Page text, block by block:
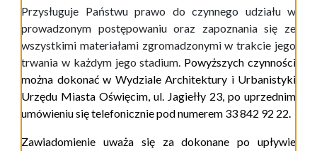
Przysługuje Państwu prawo do czynnego udziału w
prowadzonym postępowaniu oraz zapoznania się ze
wszystkimi materiałami zgromadzonymi w trakcie jego
trwania w każdym jego stadium. Powyższych czynności
można dokonać w Wydziale Architektury i Urbanistyki
Urzędu Miasta Oświęcim, ul. Jagiełły 23, po uprzednim
umówieniu się telefonicznie pod numerem 33 842 92 22.
Zawiadomienie uważa się za dokonane po upływie